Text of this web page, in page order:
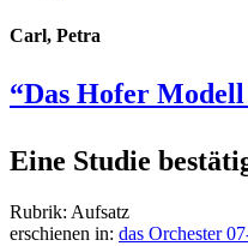
Carl, Petra
“Das Hofer Modell
Eine Studie
Rubrik: Aufsatz
erschienen in: das Orchester